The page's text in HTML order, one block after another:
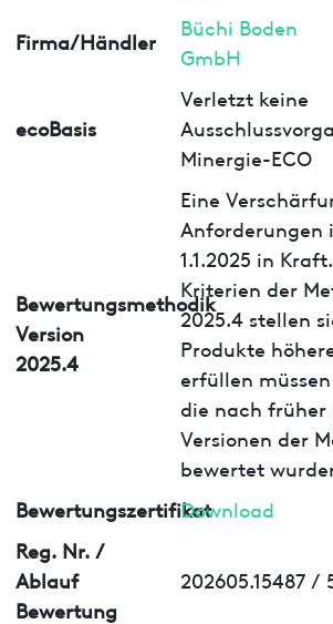
Firma/Händler
Büchi Boden
GmbH
ecoBasis
Verletzt keine
Minergie-ECO
Bewertungsmethodik
Version
2025.4
Eine
Anforderungen
1.1.2025 in
Kriterien der
2025.4 stellen
Produkte
erfüllen
die nach
Versionen der
bewertet
BewertungszertifikatDownload
Reg. Nr. /
Ablauf
Bewertung
202605.15487 /